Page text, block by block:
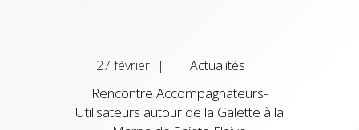
27 février | | Actualités |
Rencontre Accompagnateurs-
Utilisateurs autour de la Galette à la